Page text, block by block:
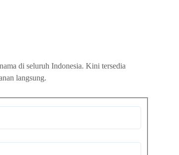
di seluruh Indonesia. Kini tersedia
langsung.